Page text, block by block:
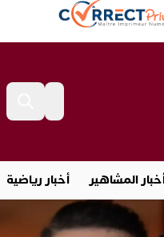
المشاهير أخبار رياضية